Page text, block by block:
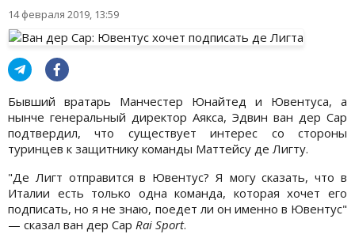
14 февраля 2019, 13:59
Бывший вратарь Манчестер Юнайтед и Ювентуса, а
нынче генеральный директор Аякса, Эдвин ван дер Сар
подтвердил, что существует интерес со стороны
туринцев к защитнику команды Маттейсу де Лигту.
"Де Лигт отправится в Ювентус? Я могу сказать, что в
Италии есть только одна команда, которая хочет его
подписать, но я не знаю, поедет ли он именно в Ювентус"
— сказал ван дер Сар Rai Sport.